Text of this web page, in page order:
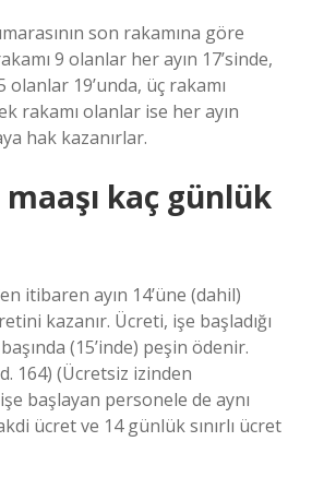
son rakamına göre
9 olanlar her ayın 17’sinde,
olanlar 19’unda, üç rakamı
rakamı olanlar ise her ayın
hak kazanırlar.
kaç günlük
itibaren ayın 14’üne (dahil)
kazanır. Ücreti, işe başladığı
(15’inde) peşin ödenir.
164) (Ücretsiz izinden
başlayan personele de aynı
ücret ve 14 günlük sınırlı ücret